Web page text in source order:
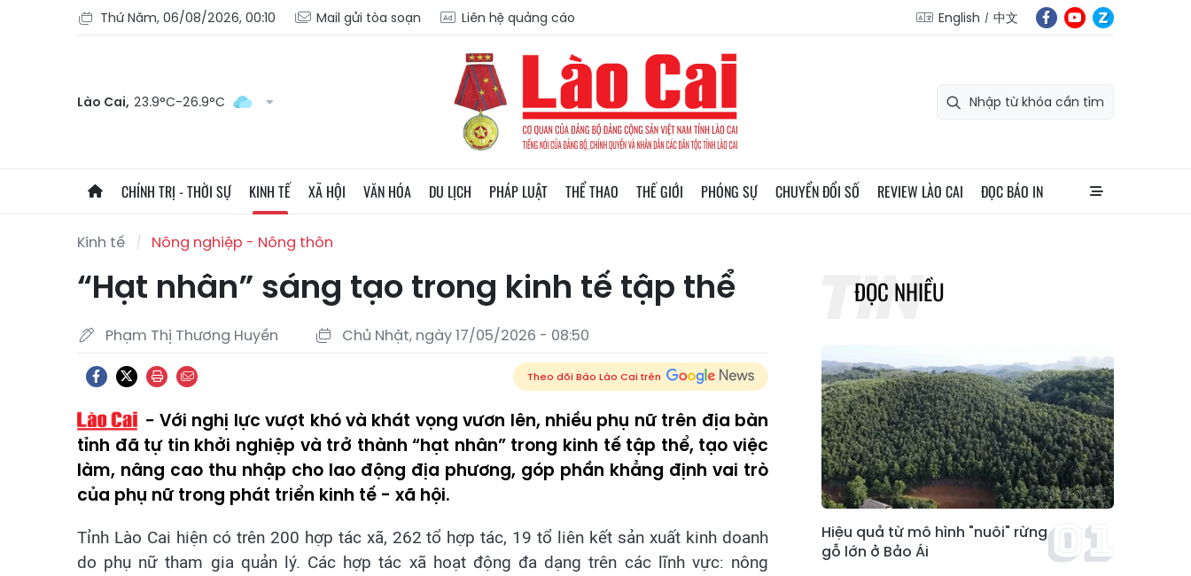
Thứ Năm, 06/08/2026, 00:10 Mail gửi tòa soạn Liên hệ quảng cáo English 中文
Lào Cai, 23.9°C-26.9°C
CHÍNH TRỊ - THỜI SỰ KINH TẾ XÃ HỘI VĂN HÓA DU LỊCH PHÁP LUẬT THỂ THAO THẾ GIỚI PHÓNG SỰ CHUYỂN ĐỔI SỐ REVIEW LÀO CAI ĐỌC BÁO IN
Kinh tế Nông nghiệp - Nông thôn
“Hạt nhân” sáng tạo trong kinh tế tập thể
Phạm Thị Thương Huyền Chủ Nhật, ngày 17/05/2026 - 08:50
Theo dõi Báo Lào Cai trên
Với nghị lực vượt khó và khát vọng vươn lên, nhiều phụ nữ trên địa bàn
tỉnh đã tự tin khởi nghiệp và trở thành “hạt nhân” trong kinh tế tập thể, tạo việc
làm, nâng cao thu nhập cho lao động địa phương, góp phần khẳng định vai trò
của phụ nữ trong phát triển kinh tế - xã hội.
Tỉnh Lào Cai hiện có trên 200 hợp tác xã, 262 tổ hợp tác, 19 tổ liên kết sản xuất kinh doanh
do phụ nữ tham gia quản lý. Các hợp tác xã hoạt động đa dạng trên các lĩnh vực: nông
ĐỌC NHIỀU
Hiệu quả từ mô hình "nuôi" rừng
gỗ lớn ở Bảo Ái